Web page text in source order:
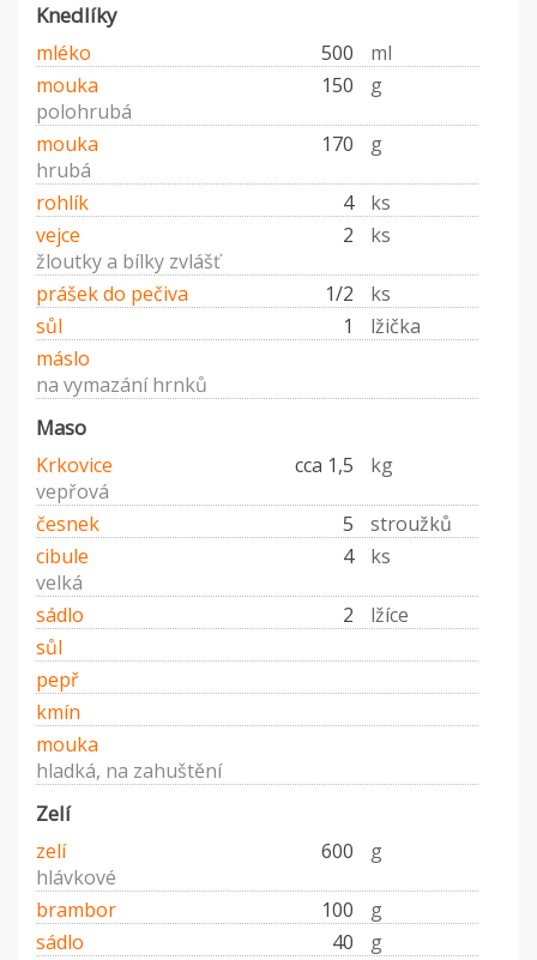
Knedlíky
mléko 500
ml
mouka
150
g
polohrubá
mouka
170
g
hrubá
rohlík
4
ks
vejce
2
ks
žloutky a bílky zvlášť
prášek do pečiva
1/2
ks
sůl
1
lžička
máslo
na vymazání hrnků
Maso
Krkovice cca 1,5
kg
vepřová
česnek
5
stroužků
cibule
4
ks
velká
sádlo
2
lžíce
sůl
pepř
kmín
mouka
hladká, na zahuštění
Zelí
zelí 600
g
hlávkové
brambor
100
g
sádlo
40
g